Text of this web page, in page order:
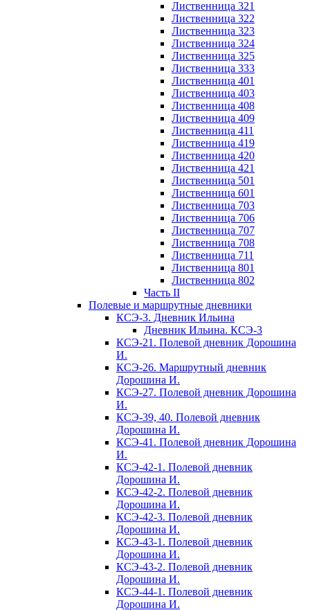
Лиственница 321
Лиственница 322
Лиственница 323
Лиственница 324
Лиственница 325
Лиственница 333
Лиственница 401
Лиственница 403
Лиственница 408
Лиственница 409
Лиственница 411
Лиственница 419
Лиственница 420
Лиственница 421
Лиственница 501
Лиственница 601
Лиственница 703
Лиственница 706
Лиственница 707
Лиственница 708
Лиственница 711
Лиственница 801
Лиственница 802
Часть II
Полевые и маршрутные дневники
КСЭ-3. Дневник Ильина
Дневник Ильина. КСЭ-3
КСЭ-21. Полевой дневник Дорошина
И.
КСЭ-26. Маршрутный дневник
Дорошина И.
КСЭ-27. Полевой дневник Дорошина
И.
КСЭ-39, 40. Полевой дневник
Дорошина И.
КСЭ-41. Полевой дневник Дорошина
И.
КСЭ-42-1. Полевой дневник
Дорошина И.
КСЭ-42-2. Полевой дневник
Дорошина И.
КСЭ-42-3. Полевой дневник
Дорошина И.
КСЭ-43-1. Полевой дневник
Дорошина И.
КСЭ-43-2. Полевой дневник
Дорошина И.
КСЭ-44-1. Полевой дневник
Дорошина И.